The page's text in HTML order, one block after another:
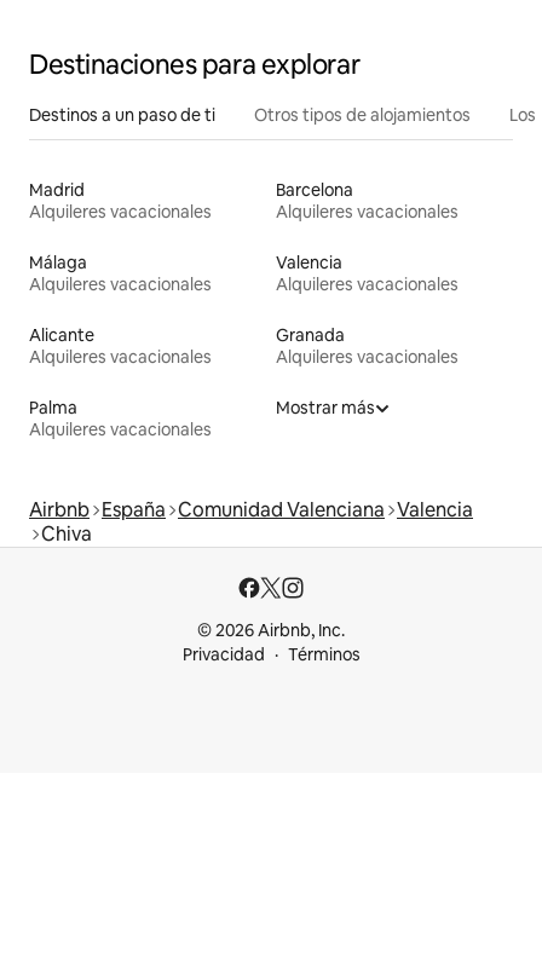
Destinaciones para explorar
Destinos a un paso de ti Otros tipos de alojamientos
Madrid
Alquileres vacacionales
Barcelona
Alquileres vacacionales
Málaga
Alquileres vacacionales
Valencia
Alquileres vacacionales
Alicante
Alquileres vacacionales
Granada
Alquileres vacacionales
Palma
Alquileres vacacionales
Mostrar más
Airbnb España Comunidad Valenciana Valencia
Chiva
© 2026 Airbnb, Inc.
Privacidad
Términos